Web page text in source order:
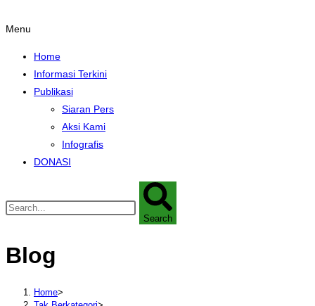
Menu
Home
Informasi Terkini
Publikasi
Siaran Pers
Aksi Kami
Infografis
DONASI
Search
Blog
Home>